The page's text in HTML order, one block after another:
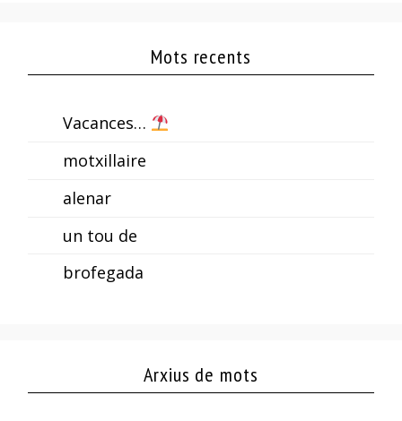
Mots recents
Vacances…
motxillaire
alenar
un tou de
brofegada
Arxius de mots